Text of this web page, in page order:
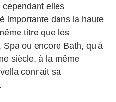
elles
importante dans la haute
titre que les
ou encore Bath, qu’à
siècle, à la même
connait sa